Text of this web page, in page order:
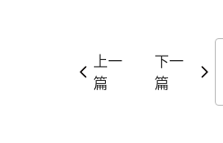
上一
篇
下一
篇